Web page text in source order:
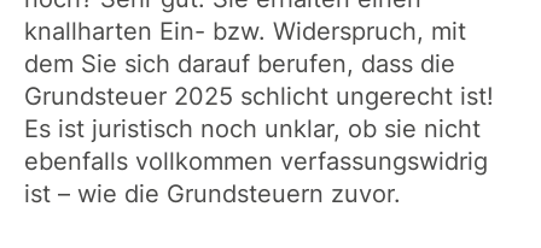
knallharten Ein- bzw. Widerspruch, mit
dem Sie sich darauf berufen, dass die
Grundsteuer 2025 schlicht ungerecht ist!
Es ist juristisch noch unklar, ob sie nicht
ebenfalls vollkommen verfassungswidrig
ist – wie die Grundsteuern zuvor.